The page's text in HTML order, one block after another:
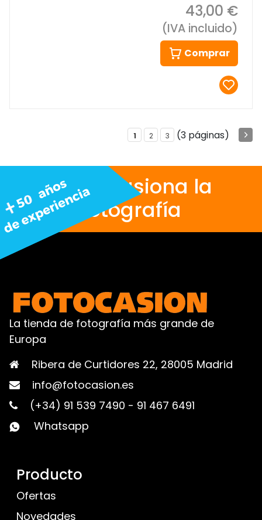
43,00 €
(IVA incluido)
Comprar
1 2 3 (3 páginas)
Nos apasiona la
fotografía
La tienda de fotografía más grande de
Europa
Ribera de Curtidores 22, 28005 Madrid
info@fotocasion.es
(+34) 91 539 7490 - 91 467 6491
Whatsapp
Producto
Ofertas
Novedades